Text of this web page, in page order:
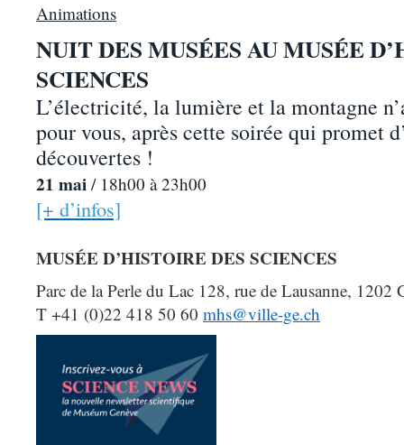
Animations
NUIT DESMUSÉESAU MUSÉE
SCIENCES
L’électricité, la lumière et la montagne
pour vous, après cette soirée qui promet
découvertes !
21 mai / 18h00 à 23h00
[+ d’infos]
MUSÉE D’HISTOIRE DES SCIENCES
Parc de la Perle du Lac 128, rue de Lausanne, 1202
T +41 (0)22 418 50 60 mhs@ville-ge.ch